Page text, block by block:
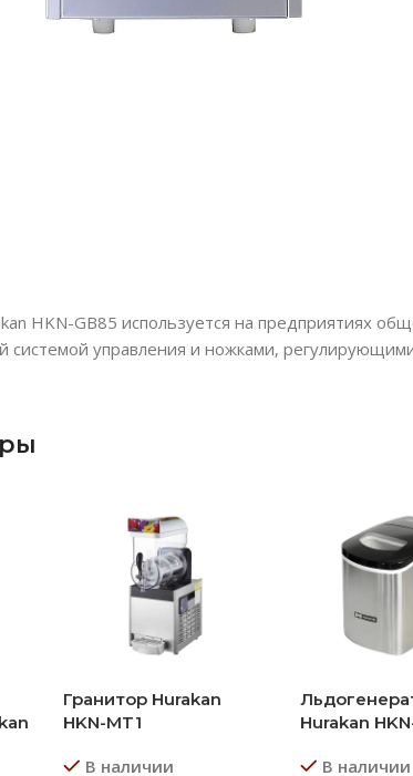
HKN-GB85 используется на предприятиях
системой управления и ножками,
Гранитор Hurakan
HKN-MT1
В наличии
Hurakan
В наличии